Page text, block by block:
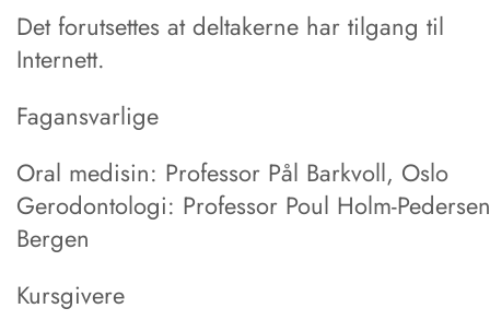
Det forutsettes at deltakerne har tilgang til
Internett.
Fagansvarlige
Oral medisin: Professor Pål Barkvoll, Oslo
Gerodontologi: Professor Poul Holm-
Bergen
Kursgivere